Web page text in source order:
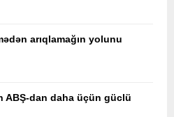
arıqlamağın yolunu
ABŞ-dan daha üçün güclü